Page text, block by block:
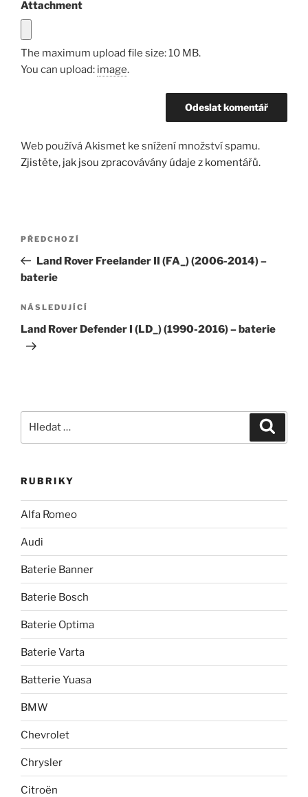
Attachment
The maximum upload file size: 10 MB.
You can upload: image.
Web používá Akismet ke snížení množství spamu.
Zjistěte, jak jsou zpracovávány údaje z komentářů.
Navigace
příspěvek
Předchozí
příspěvek
PŘEDCHOZÍ
Land Rover Freelander II (FA_) (2006-2014) –
baterie
Následující
příspěvek
NÁSLEDUJÍCÍ
Land Rover Defender I (LD_) (1990-2016) – baterie
RUBRIKY
Alfa Romeo
Audi
Baterie Banner
Baterie Bosch
Baterie Optima
Baterie Varta
Batterie Yuasa
BMW
Chevrolet
Chrysler
Citroën